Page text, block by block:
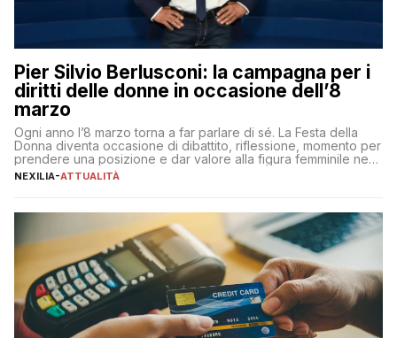
Pier Silvio Berlusconi: la campagna per i
diritti delle donne in occasione dell’8
marzo
Ogni anno l’8 marzo torna a far parlare di sé. La Festa della
Donna diventa occasione di dibattito, riflessione, momento per
prendere una posizione e dar valore alla figura femminile nella
sua complessità e crucialità. A lanciare un messaggio “forte e
NEXILIA-ATTUALITÀ